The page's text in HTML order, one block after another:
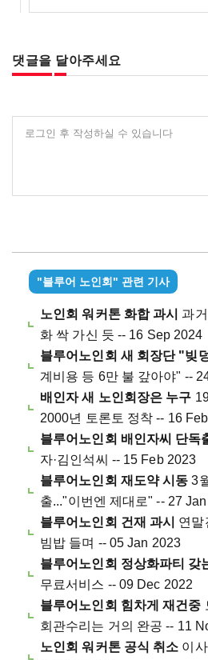
댓글을 달아주세요
로그인 후 작성하실 수 있습니다
"블루어 노인회" 관련 기사
노인회 워커톤 화합 과시 과
화 싹 가신 듯 -- 16 Sep 2024
블루어노인회 새 회장단 "빚
계비용 등 6만 불 갚아야" --
배인자 새 노인회장은 누구
2000년 토론토 정착 -- 16
블루어노인회 배인자씨 단독
자·김인석씨 -- 15 Feb 2023
블루어노인회 재도약 시동3
출..."이번엔 제대로" -- 27
블루어노인회 건재 과시
연말
빔밥 들며 -- 05 Jan 2023
블루어노인회 정상화파티 갖
무료서비스 -- 09 Dec 2022
블루어노인회 힘차게 재건중
회관수리는 거의 완공 -- 11
노인회 워커톤 공식 취소 이